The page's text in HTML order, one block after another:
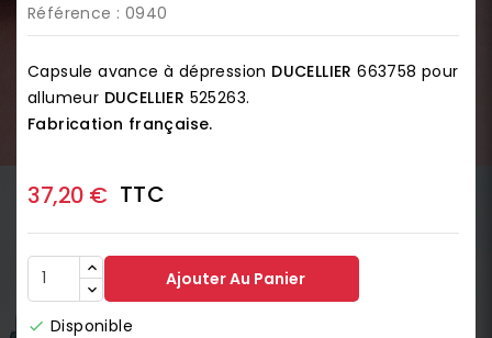
Référence : 0940
Capsule avance à dépression DUCELLIER 663758 pour
allumeur DUCELLIER 525263.
Fabrication française.
37,20 € TTC
Ajouter Au Panier
 Disponible